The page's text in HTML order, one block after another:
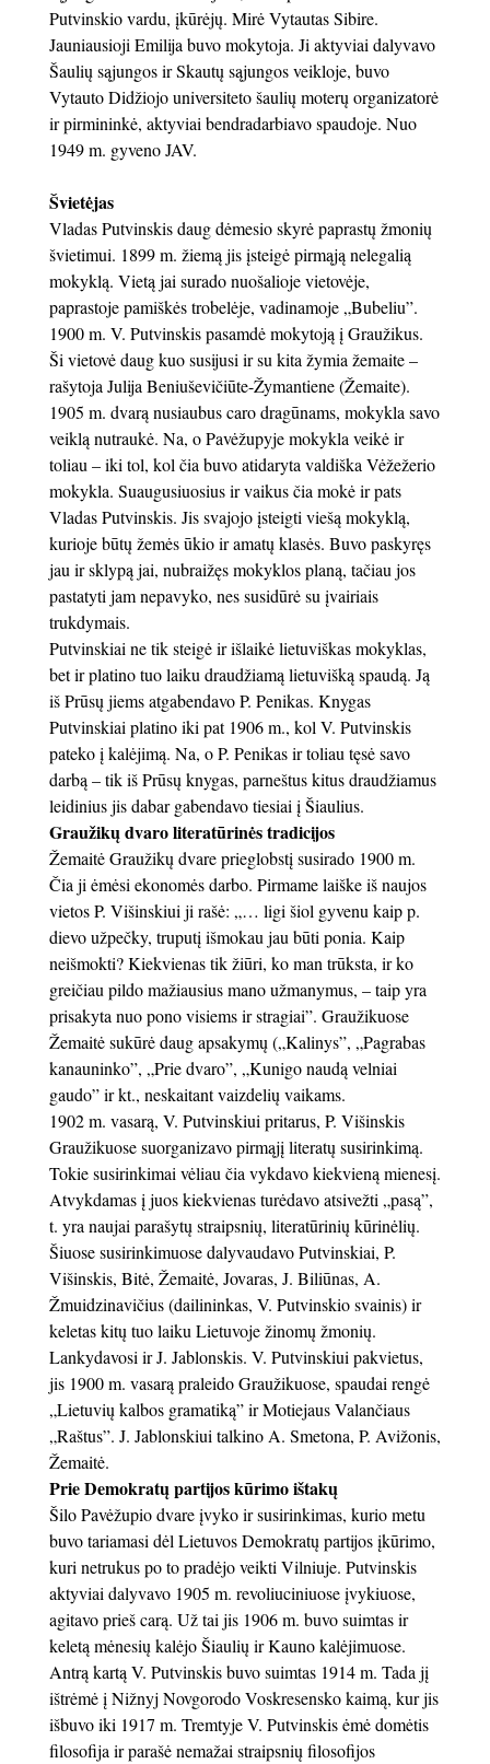
Putvinskio vardu, įkūrėjų. Mirė Vytautas Sibire.
Jauniausioji Emilija buvo mokytoja. Ji aktyviai dalyvavo
Šaulių sąjungos ir Skautų sąjungos veikloje, buvo
Vytauto Didžiojo universiteto šaulių moterų organizatorė
ir pirmininkė, aktyviai bendradarbiavo spaudoje. Nuo
1949 m. gyveno JAV.
Švietėjas
Vladas Putvinskis daug dėmesio skyrė paprastų žmonių
švietimui. 1899 m. žiemą jis įsteigė pirmąją nelegalią
mokyklą. Vietą jai surado nuošalioje vietovėje,
paprastoje pamiškės trobelėje, vadinamoje „Bubeliu”.
1900 m. V. Putvinskis pasamdė mokytoją į Graužikus.
Ši vietovė daug kuo susijusi ir su kita žymia žemaite –
rašytoja Julija Beniuševičiūte-Žymantiene (Žemaite).
1905 m. dvarą nusiaubus caro dragūnams, mokykla savo
veiklą nutraukė. Na, o Pavėžupyje mokykla veikė ir
toliau – iki tol, kol čia buvo atidaryta valdiška Vėžežerio
mokykla. Suaugusiuosius ir vaikus čia mokė ir pats
Vladas Putvinskis. Jis svajojo įsteigti viešą mokyklą,
kurioje būtų žemės ūkio ir amatų klasės. Buvo paskyręs
jau ir sklypą jai, nubraižęs mokyklos planą, tačiau jos
pastatyti jam nepavyko, nes susidūrė su įvairiais
trukdymais.
Putvinskiai ne tik steigė ir išlaikė lietuviškas mokyklas,
bet ir platino tuo laiku draudžiamą lietuvišką spaudą. Ją
iš Prūsų jiems atgabendavo P. Penikas. Knygas
Putvinskiai platino iki pat 1906 m., kol V. Putvinskis
pateko į kalėjimą. Na, o P. Penikas ir toliau tęsė savo
darbą – tik iš Prūsų knygas, parneštus kitus draudžiamus
leidinius jis dabar gabendavo tiesiai į Šiaulius.
Graužikų dvaro literatūrinės tradicijos
Žemaitė Graužikų dvare prieglobstį susirado 1900 m.
Čia ji ėmėsi ekonomės darbo. Pirmame laiške iš naujos
vietos P. Višinskiui ji rašė: „… ligi šiol gyvenu kaip p.
dievo užpečky, truputį išmokau jau būti ponia. Kaip
neišmokti? Kiekvienas tik žiūri, ko man trūksta, ir ko
greičiau pildo mažiausius mano užmanymus, – taip yra
prisakyta nuo pono visiems ir stragiai”. Graužikuose
Žemaitė sukūrė daug apsakymų („Kalinys”, „Pagrabas
kanauninko”, „Prie dvaro”, „Kunigo naudą velniai
gaudo” ir kt., neskaitant vaizdelių vaikams.
1902 m. vasarą, V. Putvinskiui pritarus, P. Višinskis
Graužikuose suorganizavo pirmąjį literatų susirinkimą.
Tokie susirinkimai vėliau čia vykdavo kiekvieną mienesį.
Atvykdamas į juos kiekvienas turėdavo atsivežti „pasą”,
t. yra naujai parašytų straipsnių, literatūrinių kūrinėlių.
Šiuose susirinkimuose dalyvaudavo Putvinskiai, P.
Višinskis, Bitė, Žemaitė, Jovaras, J. Biliūnas, A.
Žmuidzinavičius (dailininkas, V. Putvinskio svainis) ir
keletas kitų tuo laiku Lietuvoje žinomų žmonių.
Lankydavosi ir J. Jablonskis. V. Putvinskiui pakvietus,
jis 1900 m. vasarą praleido Graužikuose, spaudai rengė
„Lietuvių kalbos gramatiką” ir Motiejaus Valančiaus
„Raštus”. J. Jablonskiui talkino A. Smetona, P. Avižonis,
Žemaitė.
Prie Demokratų partijos kūrimo ištakų
Šilo Pavėžupio dvare įvyko ir susirinkimas, kurio metu
buvo tariamasi dėl Lietuvos Demokratų partijos įkūrimo,
kuri netrukus po to pradėjo veikti Vilniuje. Putvinskis
aktyviai dalyvavo 1905 m. revoliuciniuose įvykiuose,
agitavo prieš carą. Už tai jis 1906 m. buvo suimtas ir
keletą mėnesių kalėjo Šiaulių ir Kauno kalėjimuose.
Antrą kartą V. Putvinskis buvo suimtas 1914 m. Tada jį
ištrėmė į Nižnyj Novgorodo Voskresensko kaimą, kur jis
išbuvo iki 1917 m. Tremtyje V. Putvinskis ėmė domėtis
filosofija ir parašė nemažai straipsnių filosofijos